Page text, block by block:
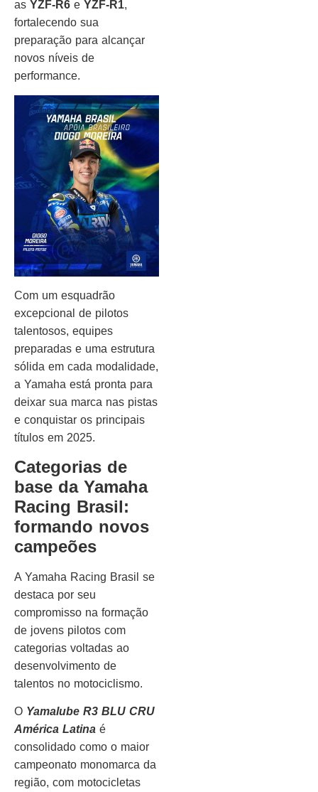
as YZF-R6 e YZF-R1,
fortalecendo sua
preparação para alcançar
novos níveis de
performance.
Com um esquadrão
excepcional de pilotos
talentosos, equipes
preparadas e uma estrutura
sólida em cada modalidade,
a Yamaha está pronta para
deixar sua marca nas pistas
e conquistar os principais
títulos em 2025.
Categorias de
base da Yamaha
Racing Brasil:
formando novos
campeões
A Yamaha Racing Brasil se
destaca por seu
compromisso na formação
de jovens pilotos com
categorias voltadas ao
desenvolvimento de
talentos no motociclismo.
O Yamalube R3 BLU CRU
América Latina é
consolidado como o maior
campeonato monomarca da
região, com motocicletas